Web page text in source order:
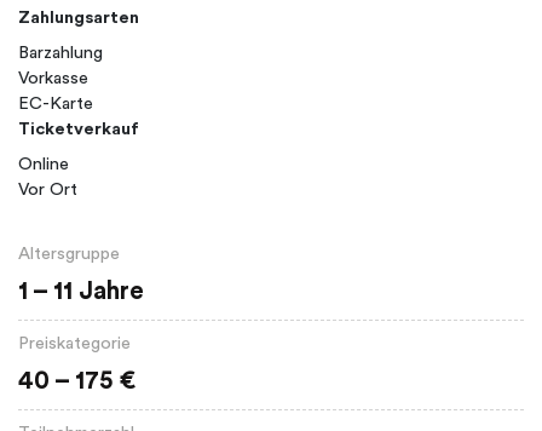
Zahlungsarten
Barzahlung
Vorkasse
EC-Karte
Ticketverkauf
Online
Vor Ort
Altersgruppe
1 – 11 Jahre
Preiskategorie
40 – 175 €